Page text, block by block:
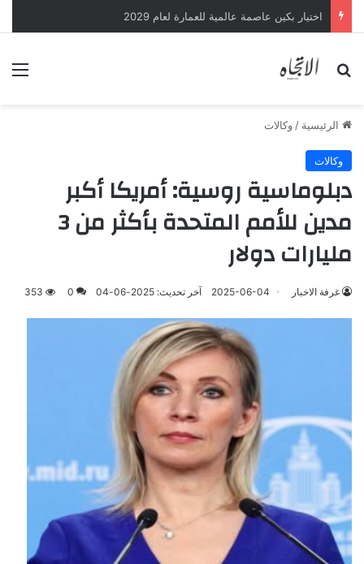
اختيار بكين عاصمة عالمية للعمارة لعام 2029
بحث عن
الرئيسية / وكالات
وكالات
دبلوماسية روسية: أمريكا أكبر
مدين للأمم المتحدة بأكثر من 3
مليارات دولار
غرفة الاخبار 2025-06-04 آخر تحديث: 2025-06-04 0
353